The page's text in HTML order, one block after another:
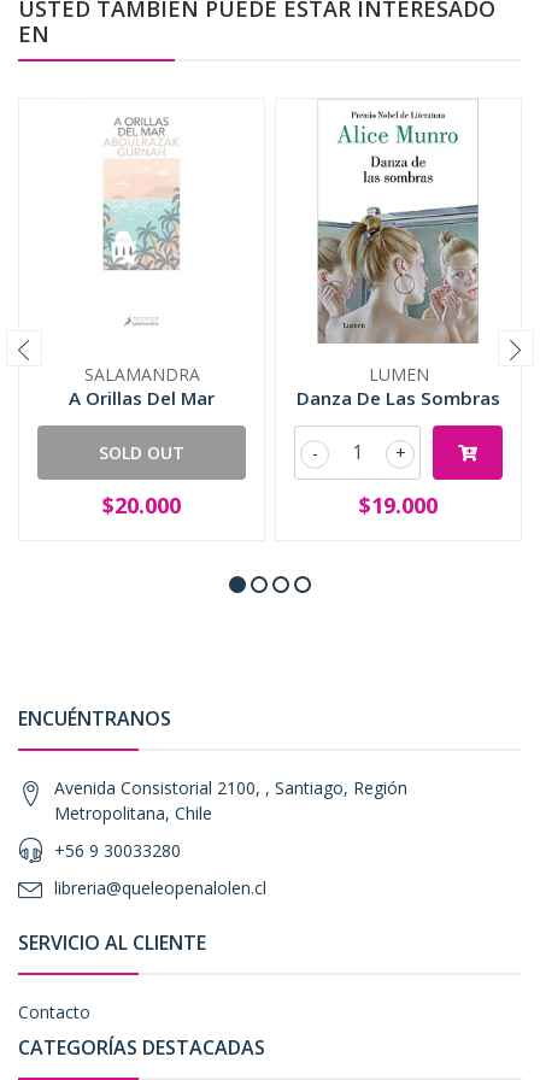
USTED TAMBIÉN PUEDE ESTAR INTERESADO
EN
SALAMANDRA
A Orillas Del Mar
SOLD OUT
$20.000
LUMEN
Danza De Las Sombras
+
-
$19.000
ENCUÉNTRANOS
Avenida Consistorial 2100, , Santiago, Región
Metropolitana, Chile
+56 9 30033280
libreria@queleopenalolen.cl
SERVICIO AL CLIENTE
Contacto
CATEGORÍAS DESTACADAS